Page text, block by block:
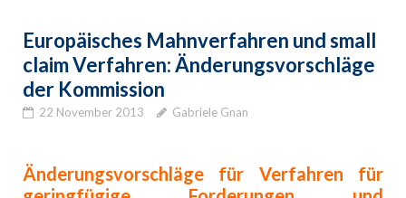
Europäisches Mahnverfahren und small
claim Verfahren: Änderungsvorschläge
der Kommission
22 November 2013 Gabriele Gnan
Änderungsvorschläge für Verfahren für